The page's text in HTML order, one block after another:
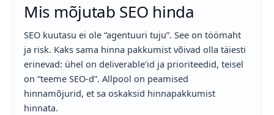
Mis mõjutab SEO hinda
SEO kuutasu ei ole “agentuuri tuju”. See on töömaht
ja risk. Kaks sama hinna pakkumist võivad olla täiesti
erinevad: ühel on deliverable’id ja prioriteedid, teisel
on “teeme SEO-d”. Allpool on peamised
hinnamõjurid, et sa oskaksid hinnapakkumist
hinnata.